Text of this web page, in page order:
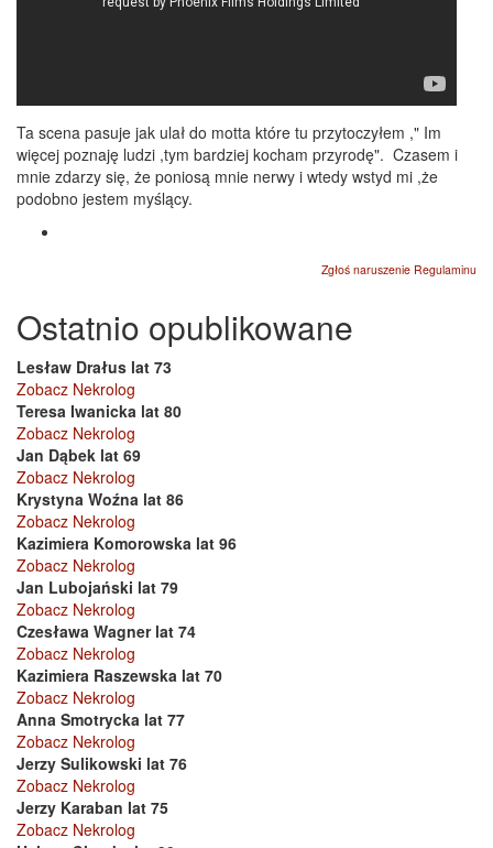
Ta scena pasuje jak ulał do motta które tu przytoczyłem ," Im
więcej poznaję ludzi ,tym bardziej kocham przyrodę". Czasem i
mnie zdarzy się, że poniosą mnie nerwy i wtedy wstyd mi ,że
podobno jestem myślący.
Zgłoś naruszenie Regulaminu
Ostatnio opublikowane
Lesław Drałus lat 73
Zobacz Nekrolog
Teresa Iwanicka lat 80
Zobacz Nekrolog
Jan Dąbek lat 69
Zobacz Nekrolog
Krystyna Woźna lat 86
Zobacz Nekrolog
Kazimiera Komorowska lat 96
Zobacz Nekrolog
Jan Lubojański lat 79
Zobacz Nekrolog
Czesława Wagner lat 74
Zobacz Nekrolog
Kazimiera Raszewska lat 70
Zobacz Nekrolog
Anna Smotrycka lat 77
Zobacz Nekrolog
Jerzy Sulikowski lat 76
Zobacz Nekrolog
Jerzy Karaban lat 75
Zobacz Nekrolog